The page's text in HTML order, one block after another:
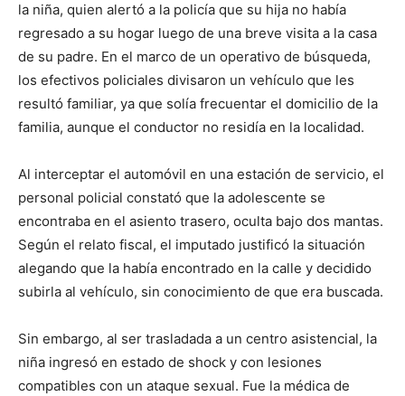
la niña, quien alertó a la policía que su hija no había
regresado a su hogar luego de una breve visita a la casa
de su padre. En el marco de un operativo de búsqueda,
los efectivos policiales divisaron un vehículo que les
resultó familiar, ya que solía frecuentar el domicilio de la
familia, aunque el conductor no residía en la localidad.
Al interceptar el automóvil en una estación de servicio, el
personal policial constató que la adolescente se
encontraba en el asiento trasero, oculta bajo dos mantas.
Según el relato fiscal, el imputado justificó la situación
alegando que la había encontrado en la calle y decidido
subirla al vehículo, sin conocimiento de que era buscada.
Sin embargo, al ser trasladada a un centro asistencial, la
niña ingresó en estado de shock y con lesiones
compatibles con un ataque sexual. Fue la médica de